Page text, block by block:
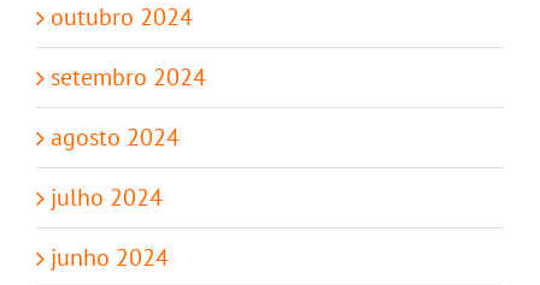
outubro 2024
setembro 2024
agosto 2024
julho 2024
junho 2024